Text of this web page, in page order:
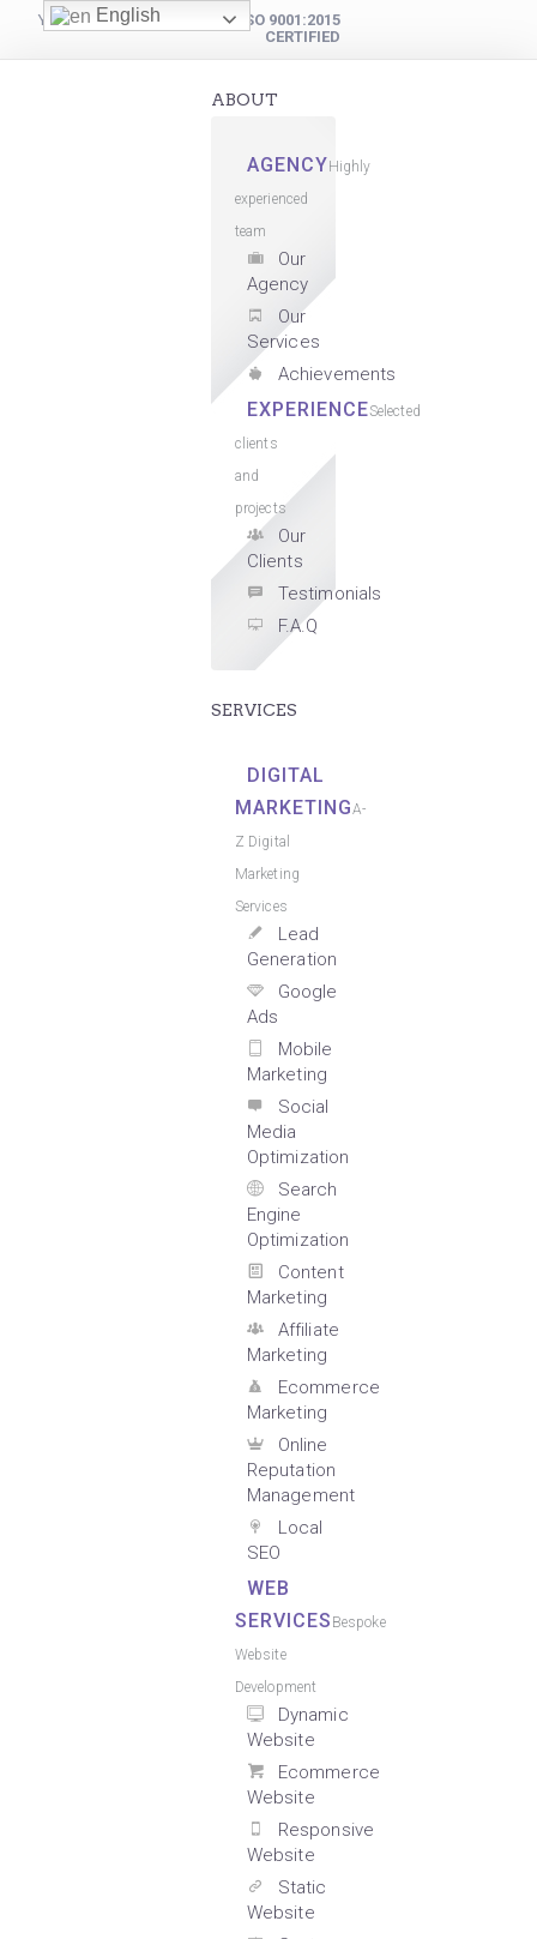
YOUR DIGITAL PARTNER
ISO 9001:2015
CERTIFIED
ABOUT
AGENCY Highly
experienced
team
Our
Agency
Our
Services
Achievements
EXPERIENCESelected
clients
and
projects
Our
Clients
Testimonials
F.A.Q
SERVICES
DIGITAL
MARKETINGA-
Z Digital
Marketing
Services
Lead
Generation
Google
Ads
Mobile
Marketing
Social
Media
Optimization
Search
Engine
Optimization
Content
Marketing
Affiliate
Marketing
Ecommerce
Marketing
Online
Reputation
Management
Local
SEO
WEB
SERVICES Bespoke
Website
Development
Dynamic
Website
Ecommerce
Website
Responsive
Website
Static
Website
English